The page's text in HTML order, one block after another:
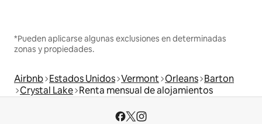
*Pueden aplicarse algunas exclusiones en determinadas
zonas y propiedades.
Airbnb Estados Unidos Vermont Orleans Barton
Crystal Lake Renta mensual de alojamientos